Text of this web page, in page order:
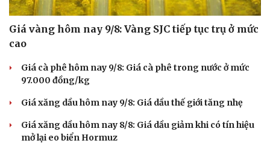
Giá vàng hôm nay 9/8: Vàng SJC tiếp tục trụ ở mức
cao
Giá cà phê hôm nay 9/8: Giá cà phê trong nước ở mức
97.000 đồng/kg
Giá xăng dầu hôm nay 9/8: Giá dầu thế giới tăng nhẹ
Giá xăng dầu hôm nay 8/8: Giá dầu giảm khi có tín hiệu
mở lại eo biển Hormuz